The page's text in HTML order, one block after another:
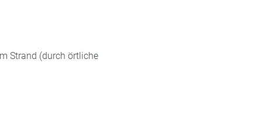
Strand (durch örtliche